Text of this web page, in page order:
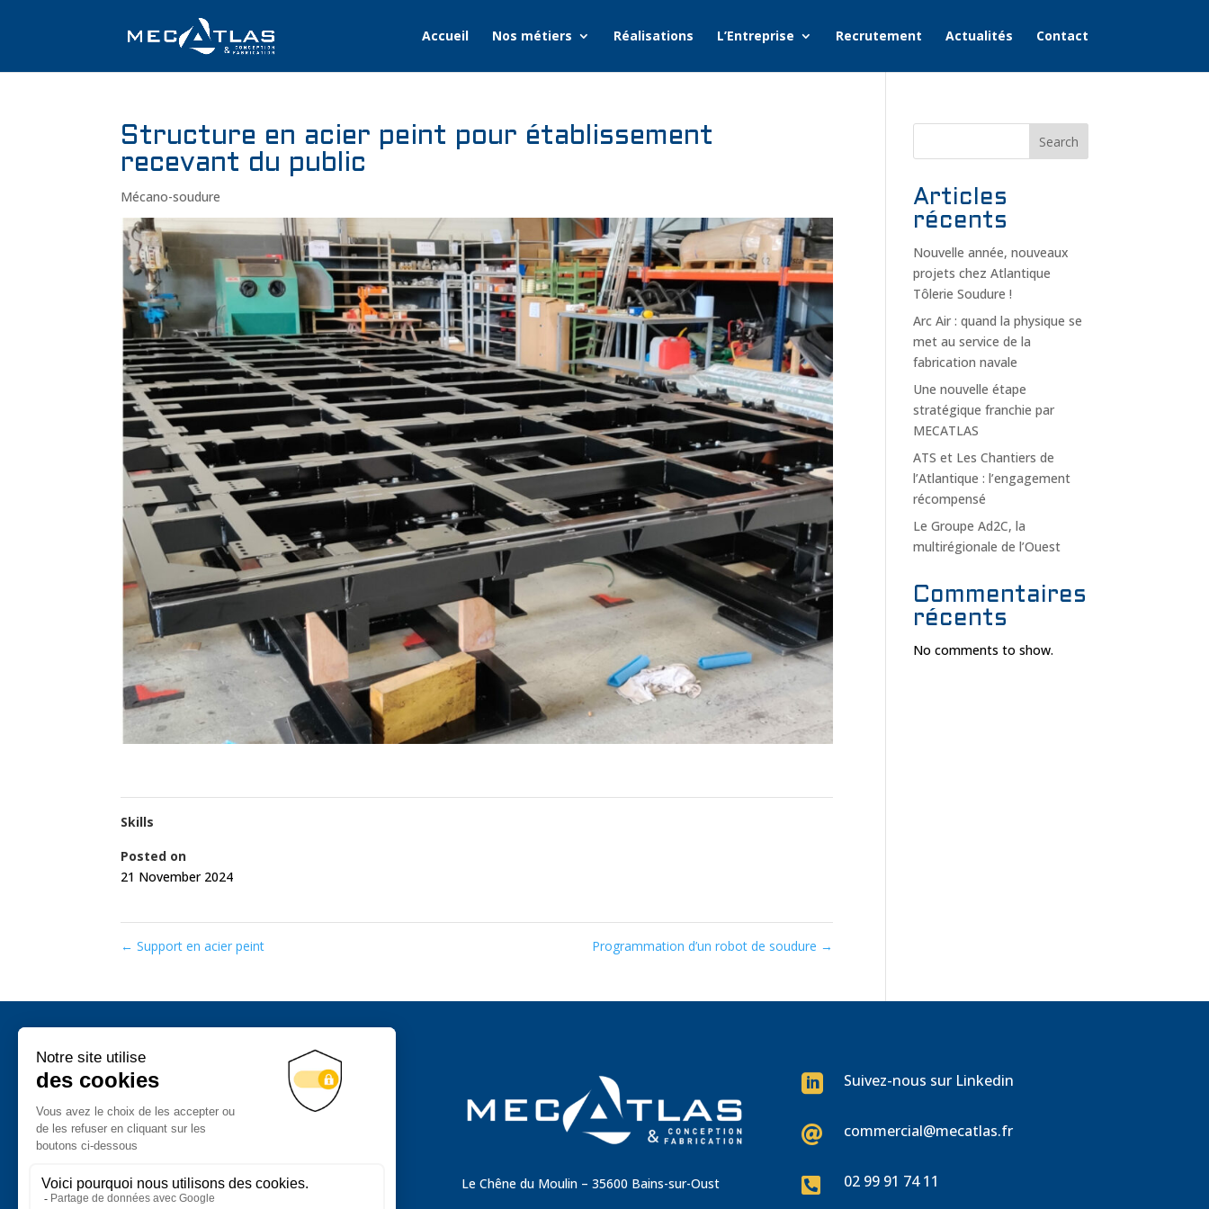
Accueil Nos métiers Réalisations L’Entreprise Recrutement Actualités Contact
Structure en acier peint pour établissement
recevant du public
Mécano-soudure
Skills
Posted on
21 November 2024
← Support en acier peint Programmation d’un robot de soudure →
Search
Articles
récents
Nouvelle année, nouveaux
projets chez Atlantique
Tôlerie Soudure !
Arc Air : quand la physique se
met au service de la
fabrication navale
Une nouvelle étape
stratégique franchie par
MECATLAS
ATS et Les Chantiers de
l’Atlantique : l’engagement
récompensé
Le Groupe Ad2C, la
multirégionale de l’Ouest
Commentaires
récents
No comments to show.
Chaudronnerie
Serrurerie industrielle
Mécano-soudure
Outillages industriels sur-mesure
Le Chêne du Moulin – 35600 Bains-sur-Oust
 Suivez-nous sur Linkedin
 commercial@mecatlas.fr
 02 99 91 74 11